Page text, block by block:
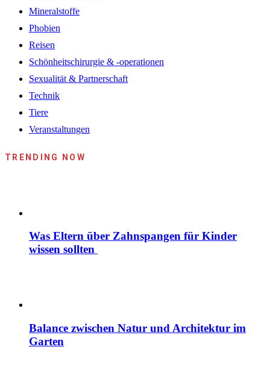
Mineralstoffe
Phobien
Reisen
Schönheitschirurgie & -operationen
Sexualität & Partnerschaft
Technik
Tiere
Veranstaltungen
TRENDING NOW
Was Eltern über Zahnspangen für Kinder
wissen sollten
Balance zwischen Natur und Architektur im
Garten